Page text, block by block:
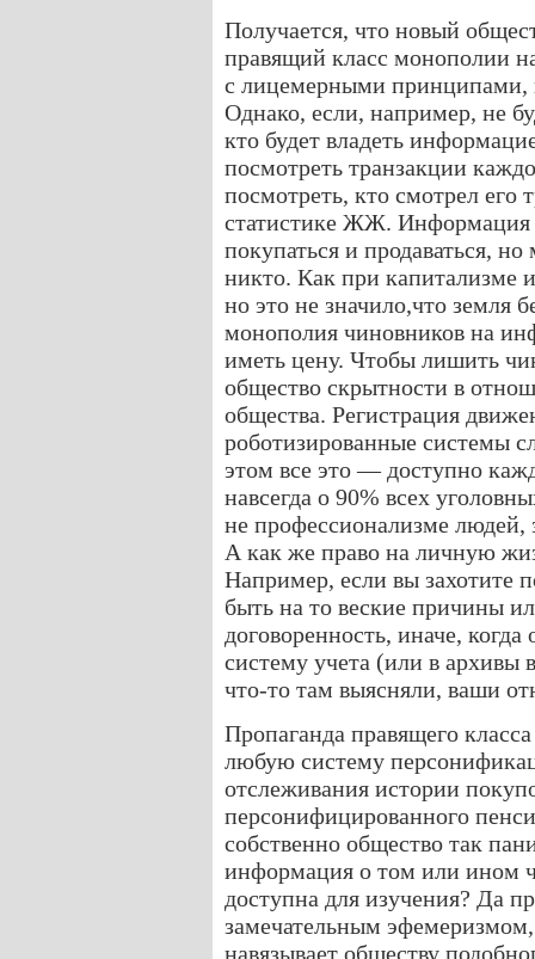
Получается, что новый
правящий класс монополии
с лицемерными принципами,
Однако, если, например, не
кто будет владеть
посмотреть транзакции
посмотреть, кто смотрел его
статистике ЖЖ. Информация
покупаться и продаваться,
никто. Как при капитализме
но это не значило,что земля
монополия чиновников на
иметь цену. Чтобы лишить
общество скрытности в
общества. Регистрация
роботизированные системы
этом все это — доступно
навсегда о 90% всех
не профессионализме
А как же право на личную
Например, если вы захотите
быть на то веские причины
договоренность, иначе,
систему учета (или в архивы
что-то там выясняли, ваши
Пропаганда правящего
любую систему
отслеживания истории
персонифицированного
собственно общество так
информация о том или ином
доступна для изучения? Да
замечательным
навязывает обществу